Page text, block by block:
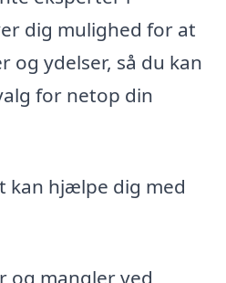
dig mulighed for at
og ydelser, så du kan
for netop din
kan hjælpe dig med
og mangler ved